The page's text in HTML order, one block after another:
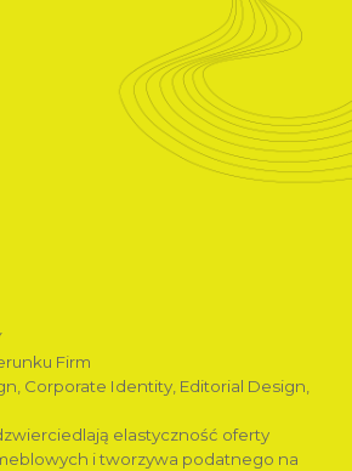
Firm
Corporate Identity, Editorial Design,
elastyczność oferty
i tworzywa podatnego na